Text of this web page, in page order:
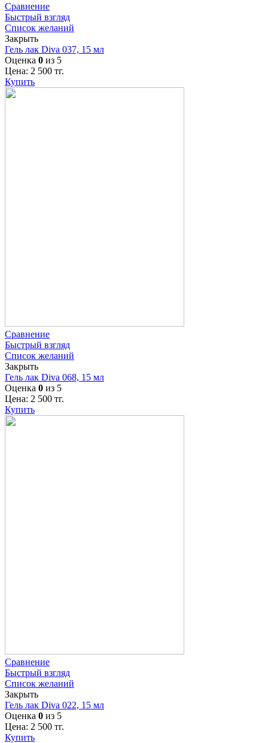
Сравнение
Быстрый взгляд
Список желаний
Закрыть
Гель лак Diva 037, 15 мл
Оценка 0 из 5
Цена: 2 500 тг.
Купить
Сравнение
Быстрый взгляд
Список желаний
Закрыть
Гель лак Diva 068, 15 мл
Оценка 0 из 5
Цена: 2 500 тг.
Купить
Сравнение
Быстрый взгляд
Список желаний
Закрыть
Гель лак Diva 022, 15 мл
Оценка 0 из 5
Цена: 2 500 тг.
Купить